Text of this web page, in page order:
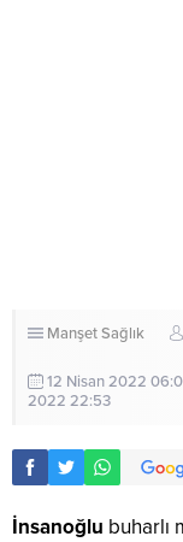
ManşetSağlık
12 Nisan 2022
2022 22:53
İnsanoğlu buharlı